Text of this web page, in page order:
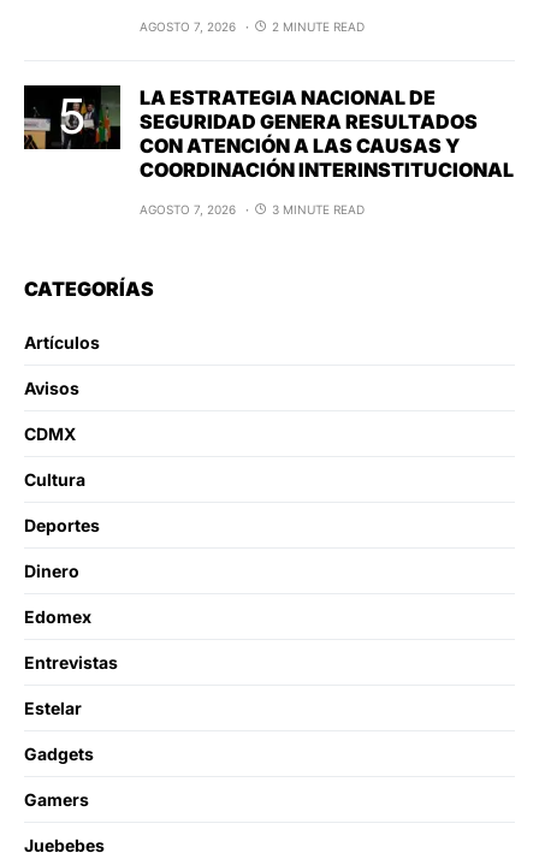
AGOSTO 7, 2026 2 MINUTE READ
LA ESTRATEGIA NACIONAL DE
SEGURIDAD GENERA RESULTADOS
CON ATENCIÓN A LAS CAUSAS Y
COORDINACIÓN INTERINSTITUCIONAL
AGOSTO 7, 2026 3 MINUTE READ
CATEGORÍAS
Artículos
Avisos
CDMX
Cultura
Deportes
Dinero
Edomex
Entrevistas
Estelar
Gadgets
Gamers
Juebebes